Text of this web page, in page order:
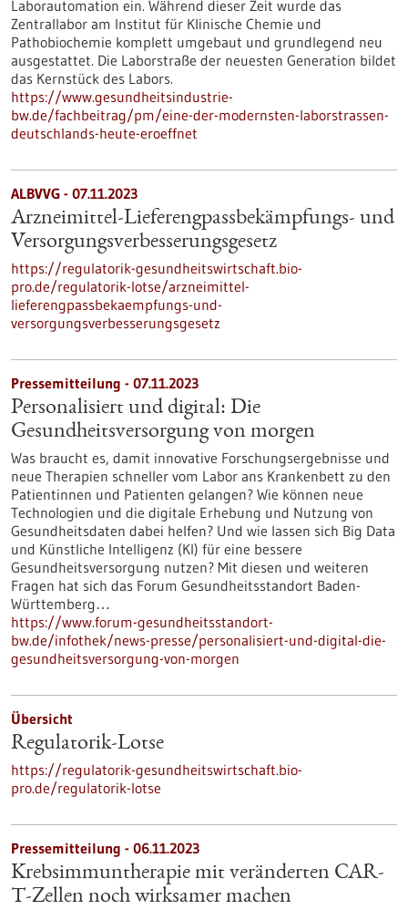
Laborautomation ein. Während dieser Zeit wurde das
Zentrallabor am Institut für Klinische Chemie und
Pathobiochemie komplett umgebaut und grundlegend neu
ausgestattet. Die Laborstraße der neuesten Generation bildet
das Kernstück des Labors.
https://www.gesundheitsindustrie-
bw.de/fachbeitrag/pm/eine-der-modernsten-laborstrassen-
deutschlands-heute-eroeffnet
ALBVVG - 07.11.2023
Arzneimittel-Lieferengpassbekämpfungs- und
Versorgungsverbesserungsgesetz
https://regulatorik-gesundheitswirtschaft.bio-
pro.de/regulatorik-lotse/arzneimittel-
lieferengpassbekaempfungs-und-
versorgungsverbesserungsgesetz
Pressemitteilung - 07.11.2023
Personalisiert und digital: Die
Gesundheitsversorgung von morgen
Was braucht es, damit innovative Forschungsergebnisse und
neue Therapien schneller vom Labor ans Krankenbett zu den
Patientinnen und Patienten gelangen? Wie können neue
Technologien und die digitale Erhebung und Nutzung von
Gesundheitsdaten dabei helfen? Und wie lassen sich Big Data
und Künstliche Intelligenz (KI) für eine bessere
Gesundheitsversorgung nutzen? Mit diesen und weiteren
Fragen hat sich das Forum Gesundheitsstandort Baden-
Württemberg…
https://www.forum-gesundheitsstandort-
bw.de/infothek/news-presse/personalisiert-und-digital-die-
gesundheitsversorgung-von-morgen
Übersicht
Regulatorik-Lotse
https://regulatorik-gesundheitswirtschaft.bio-
pro.de/regulatorik-lotse
Pressemitteilung - 06.11.2023
Krebsimmuntherapie mit veränderten CAR-
T-Zellen noch wirksamer machen